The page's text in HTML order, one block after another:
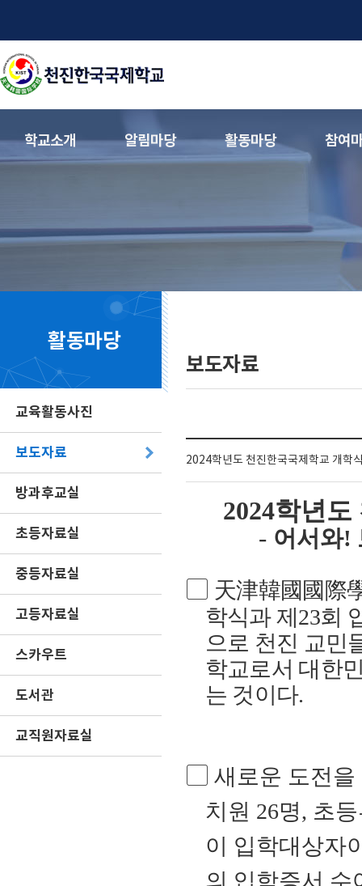
학교소개 알림마당 활동마당 참여
활동마당
교육활동사진
보도자료
방과후교실
초등자료실
중등자료실
고등자료실
스카우트
도서관
교직원자료실
보도자료
2024학년도 천진한국국제학교 개학
2024학년도
- 어서와!
天津韓國國際
학식과 제 23회
으로 천진 교민
학교로서 대한
는 것이다.
새로운 도전
치원 26명, 초
이 입학대상자
의 입학증서 수